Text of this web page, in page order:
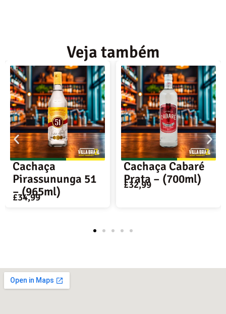
Veja também
Cachaça Cabaré
Prata – (700ml)
£32,99
Cachaça
Fire – (1L)
£ 32,99